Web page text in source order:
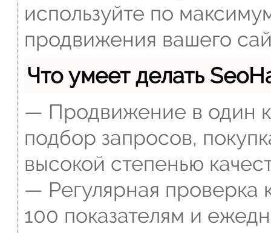
используйте по
продвижения вашего
Что умеет делать
— Продвижение в один
подбор запросов,
высокой степенью
— Регулярная проверка
100 показателям и